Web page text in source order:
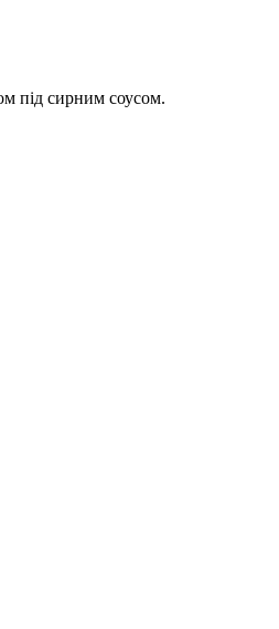
під сирним соусом.